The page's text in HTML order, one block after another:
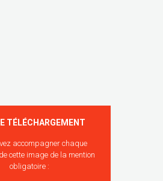
EST VIDE !
TÉLÉCHARGEMENT
accompagner chaque
cette image de la mention
obligatoire :